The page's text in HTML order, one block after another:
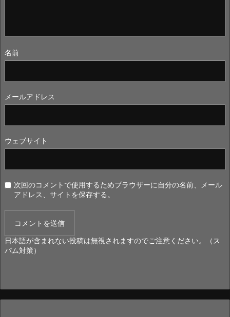
名前
メールアドレス
ウェブサイト
次回のコメントで使用するためブラウザーに自分の名前、メール
アドレス、サイトを保存する。
日本語が含まれない投稿は無視されますのでご注意ください。（ス
パム対策）